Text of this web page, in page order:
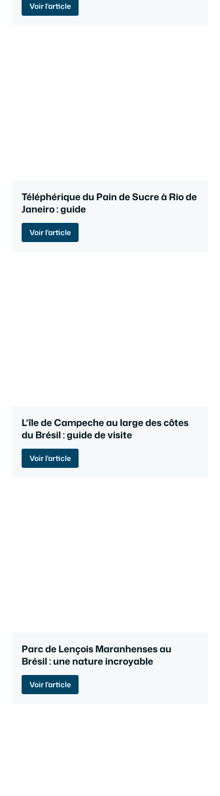
Voir l'article
Téléphérique du Pain de Sucre à Rio de
Janeiro : guide
Voir l'article
L’île de Campeche au large des côtes
du Brésil : guide de visite
Voir l'article
Parc de Lençois Maranhenses au
Brésil : une nature incroyable
Voir l'article